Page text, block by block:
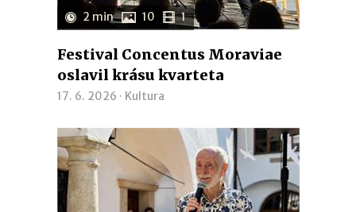
2 min 10 1
Festival Concentus Moraviae
oslavil krásu kvarteta
17. 6. 2026 · Kultura